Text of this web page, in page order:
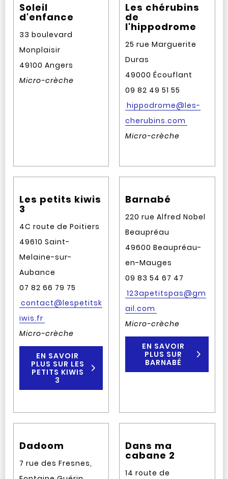
Soleil
d'enfance
33 boulevard
Monplaisir
49100 Angers
Micro-crèche
Les chérubins
de
l'hippodrome
25 rue Marguerite
Duras
49000 Écouflant
09 82 49 51 55
hippodrome@les-
cherubins.com
Micro-crèche
Les petits kiwis
3
4C route de Poitiers
49610 Saint-
Melaine-sur-
Aubance
07 82 66 79 75
contact@lespetitsk
iwis.fr
Micro-crèche
EN SAVOIR
PLUS SUR LES
PETITS KIWIS
3
Barnabé
220 rue Alfred Nobel
Beaupréau
49600 Beaupréau-
en-Mauges
09 83 54 67 47
123apetitspas@gm
ail.com
Micro-crèche
EN SAVOIR
PLUS SUR
BARNABÉ
Dadoom
7 rue des Fresnes,
Dans ma
cabane 2
14 route de